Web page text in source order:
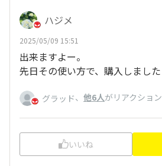
ハジメ
2025/05/09 15:51
出来ますよー。
先日その使い方で、購入しました
グラッド、 他6人がリアクション
いいね